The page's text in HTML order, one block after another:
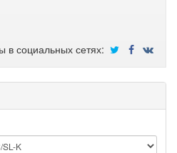
в социальных сетях: